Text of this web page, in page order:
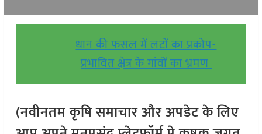
धान की फसल में लटों का प्रकोप-
प्रभावित क्षेत्र के गांवों का भ्रमण
(नवीनतम कृषि समाचार और अपडेट के लिए